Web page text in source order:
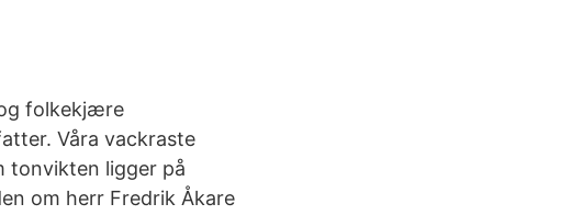
folkekjære
Våra vackraste
tonvikten ligger på
om herr Fredrik Åkare